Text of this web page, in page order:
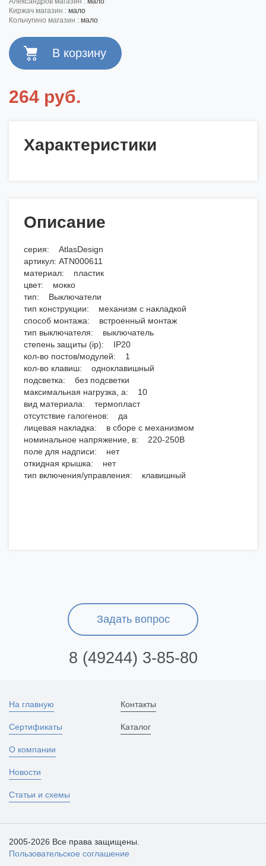
киржач магазин : мало
кольчугино магазин : мало
264 руб.
Характеристики
Описание
серия: AtlasDesign
артикул: ATN000611
материал: пластик
цвет: мокко
тип: Выключатели
тип конструкции: механизм с накладкой
способ монтажа: встроенный монтаж
тип выключателя: выключатель
степень защиты (ip): IP20
кол-во постов/модулей: 1
кол-во клавиш: одноклавишный
подсветка: без подсветки
максимальная нагрузка, а: 10
вид материала: термопласт
отсутствие галогенов: да
лицевая накладка: в сборе с механизмом
номинальное напряжение, в: 220-250В
поле для надписи: нет
откидная крышка: нет
тип включения/управления: клавишный
Задать вопрос
8 (49244) 3-85-80
На главную
Сертификаты
О компании
Новости
Статьи и схемы
Контакты
Каталог
2005-2026 Все права защищены.
Пользовательское соглашение